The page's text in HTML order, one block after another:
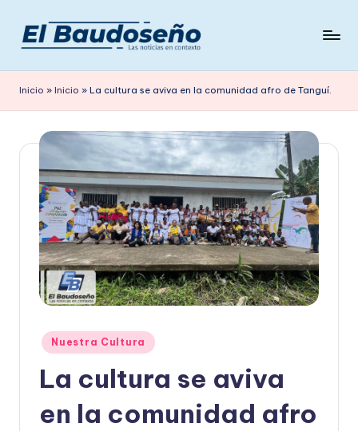
Saltar
contenido
e
ri
ó
en
Inicio » Inicio » La cultura se aviva en la comunidad afro de Tanguí.
Publicado
en
Nuestra Cultura
La cultura se aviva
en la comunidad afro